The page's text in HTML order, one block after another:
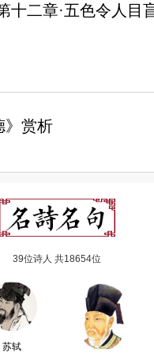
十二章·五色令人目
》赏析
39位诗人 共18654位
苏轼